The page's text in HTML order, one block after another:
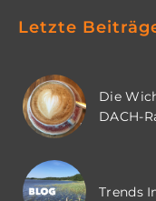
Letzte
Die
DACH-
Trends